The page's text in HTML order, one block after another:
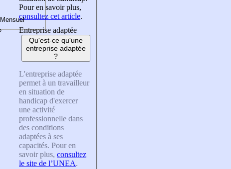
Pour en savoir plus,
consultez cet article.
Entreprise adaptée
Qu'est-ce qu'une
entreprise adaptée
?
L'entreprise adaptée
permet à un travailleur
en situation de
handicap d'exercer
une activité
professionnelle dans
des conditions
adaptées à ses
capacités. Pour en
savoir plus, consultez
le site de l’UNEA.